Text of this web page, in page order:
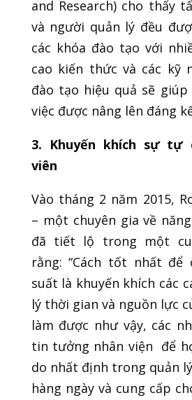
and Research) cho thấy
và người quản lý đều
các khóa đào tạo với
cao kiến thức và các kỹ
đào tạo hiệu quả sẽ
việc được nâng lên đáng
3. Khuyến khích sự tự
viên
Vào tháng 2 năm 2015,
– một chuyên gia về
đã tiết lộ trong một
rằng: “Cách tốt nhất để
suất là khuyến khích các
lý thời gian và nguồn lực
làm được như vậy, các
tin tưởng nhân viện để
do nhất định trong quản
hàng ngày và cung cấp